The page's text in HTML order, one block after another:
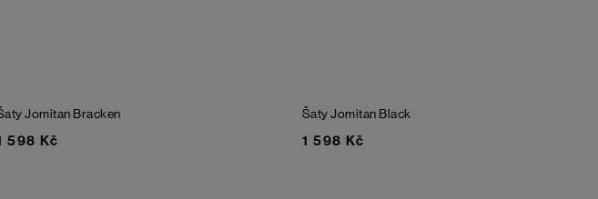
Jomitan Bracken
598 Kč
Šaty Jomitan Black
1 598 Kč